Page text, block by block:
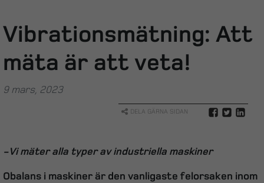
Vibrationsmätning: Att
mäta är att veta!
9 mars, 2023
DELA GÄRNA SIDAN
-Vi mäter alla typer av industriella maskiner
Obalans i maskiner är den vanligaste felorsaken inom